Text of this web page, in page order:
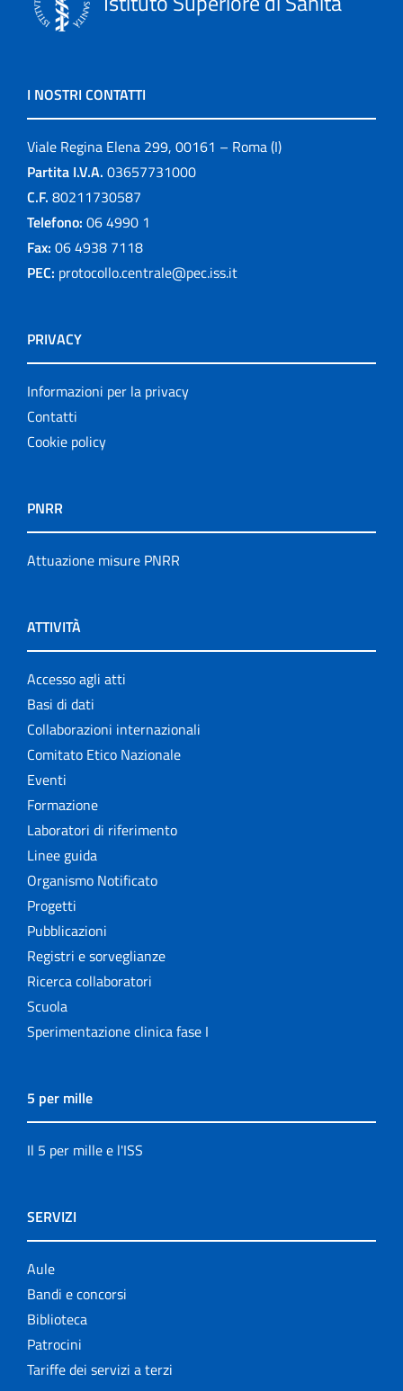
I NOSTRI CONTATTI
Viale Regina Elena 299, 00161 – Roma (I)
Partita I.V.A. 03657731000
C.F. 80211730587
Telefono: 06 4990 1
Fax: 06 4938 7118
PEC: protocollo.centrale@pec.iss.it
PRIVACY
Informazioni per la privacy
Contatti
Cookie policy
PNRR
Attuazione misure PNRR
ATTIVITÀ
Accesso agli atti
Basi di dati
Collaborazioni internazionali
Comitato Etico Nazionale
Eventi
Formazione
Laboratori di riferimento
Linee guida
Organismo Notificato
Progetti
Pubblicazioni
Registri e sorveglianze
Ricerca collaboratori
Scuola
Sperimentazione clinica fase I
5 per mille
Il 5 per mille e l'ISS
SERVIZI
Aule
Bandi e concorsi
Biblioteca
Patrocini
Tariffe dei servizi a terzi